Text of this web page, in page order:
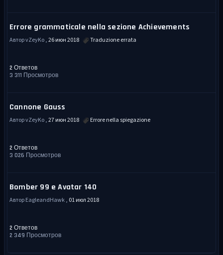
Errore grammaticale nella sezione Achievements
Автор vZeyKo ,26 июн 2018 Traduzione errata
2 Ответов
3 311 Просмотров
Cannone Gauss
Автор vZeyKo ,27 июн 2018 Errore nella spiegazione
2 Ответов
3 026 Просмотров
Bomber 99 e Avatar 140
Автор EagleandHawk , 01 июл 2018
2 Ответов
2 349 Просмотров